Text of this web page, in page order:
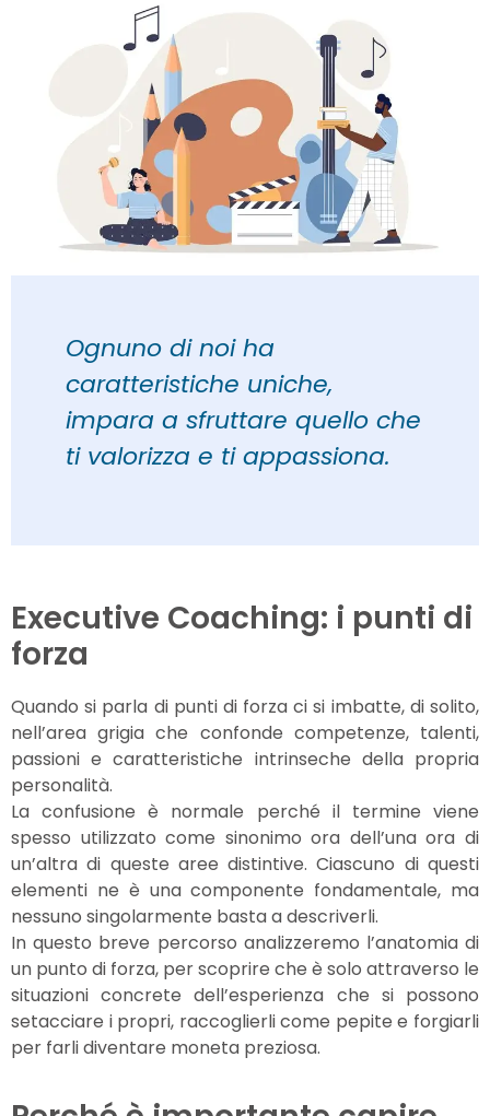
Ognuno di noi ha
caratteristiche uniche,
impara a sfruttare quello che
ti valorizza e ti appassiona.
Executive Coaching: i punti di
forza
Quando si parla di punti di forza ci si imbatte, di solito,
nell’area grigia che confonde competenze, talenti,
passioni e caratteristiche intrinseche della propria
personalità.
La confusione è normale perché il termine viene
spesso utilizzato come sinonimo ora dell’una ora di
un’altra di queste aree distintive. Ciascuno di questi
elementi ne è una componente fondamentale, ma
nessuno singolarmente basta a descriverli.
In questo breve percorso analizzeremo l’anatomia di
un punto di forza, per scoprire che è solo attraverso le
situazioni concrete dell’esperienza che si possono
setacciare i propri, raccoglierli come pepite e forgiarli
per farli diventare moneta preziosa.